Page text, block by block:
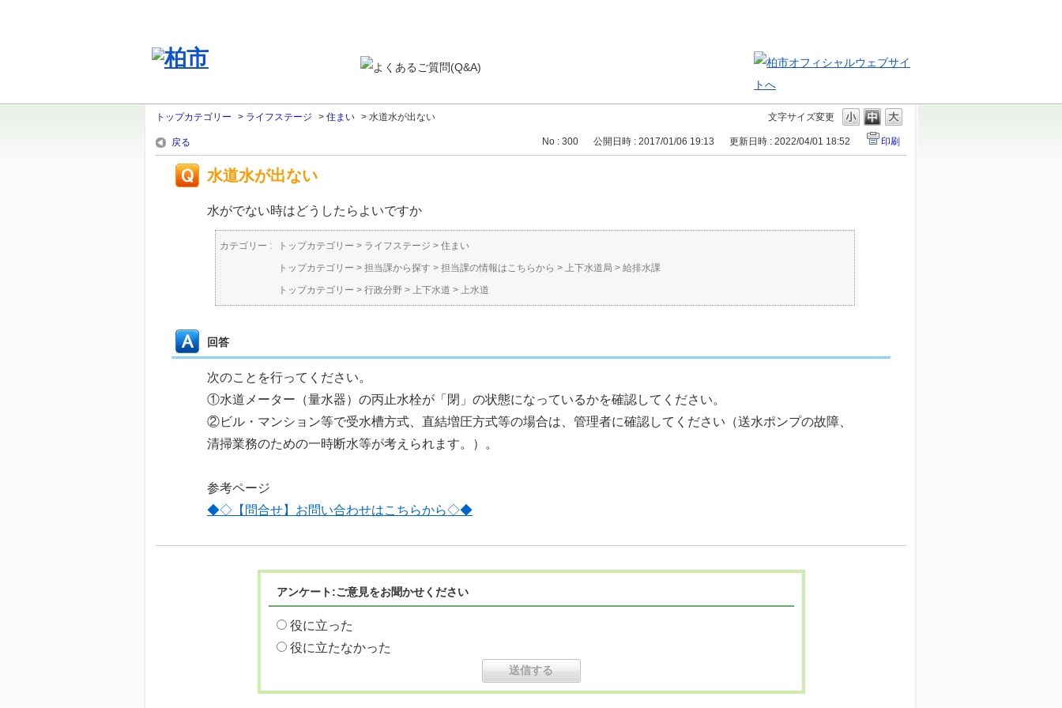
文字サイズ変更
トップカテゴリー > ライフステージ > 住まい > 水道水が出ない
戻る No : 300 公開日時 : 2017/01/06 19:13 更新日時 : 2022/04/01 18:52 印刷
水道水が出ない
水がでない時はどうしたらよいですか
カテゴリー : トップカテゴリー > ライフステージ > 住まい
トップカテゴリー > 担当課から探す > 担当課の情報はこちらから > 上下水道局 > 給排水課
トップカテゴリー > 行政分野 > 上下水道 > 上水道
回答
次のことを行ってください。
①水道メーター（量水器）の丙止水栓が「閉」の状態になっているかを確認してください。
②ビル・マンション等で受水槽方式、直結増圧方式等の場合は、管理者に確認してください（送水ポンプの故障、
清掃業務のための一時断水等が考えられます。）。
参考ページ
◆◇【問合せ】お問い合わせはこちらから◇◆
アンケート:ご意見をお聞かせください
役に立った
役に立たなかった